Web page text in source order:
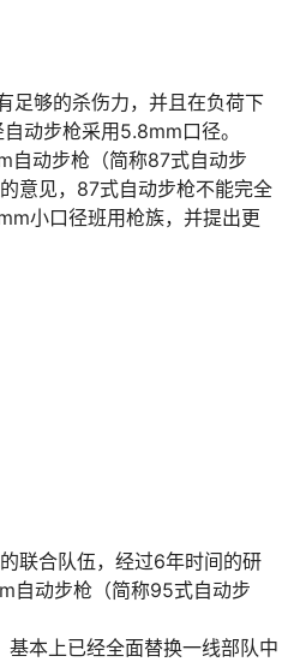
足够的杀伤力，并且在负荷下
动步枪采用5.8mm口径。
自动步枪（简称87式自动步
意见，87式自动步枪不能完全
小口径班用枪族，并提出更
联合队伍，经过6年时间的研
自动步枪（简称95式自动步
本上已经全面替换一线部队中